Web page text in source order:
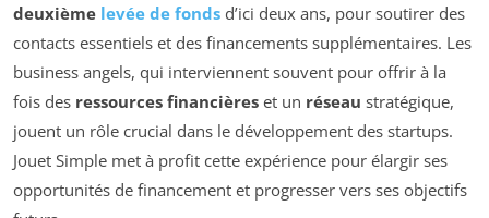
deuxième levée de fonds d’ici deux ans, pour soutirer des
contacts essentiels et des financements supplémentaires. Les
business angels, qui interviennent souvent pour offrir à la
fois des ressources financières et un réseau stratégique,
jouent un rôle crucial dans le développement des startups.
Jouet Simple met à profit cette expérience pour élargir ses
opportunités de financement et progresser vers ses objectifs